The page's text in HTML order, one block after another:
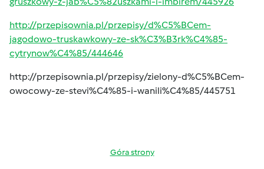
http://przepisownia.pl/przepisy/d%C5%BCem-
jagodowo-truskawkowy-ze-sk%C3%B3rk%C4%85-
cytrynow%C4%85/444646
http://przepisownia.pl/przepisy/zielony-d%C5%BCem-
owocowy-ze-stevi%C4%85-i-wanili%C4%85/445751
Góra strony